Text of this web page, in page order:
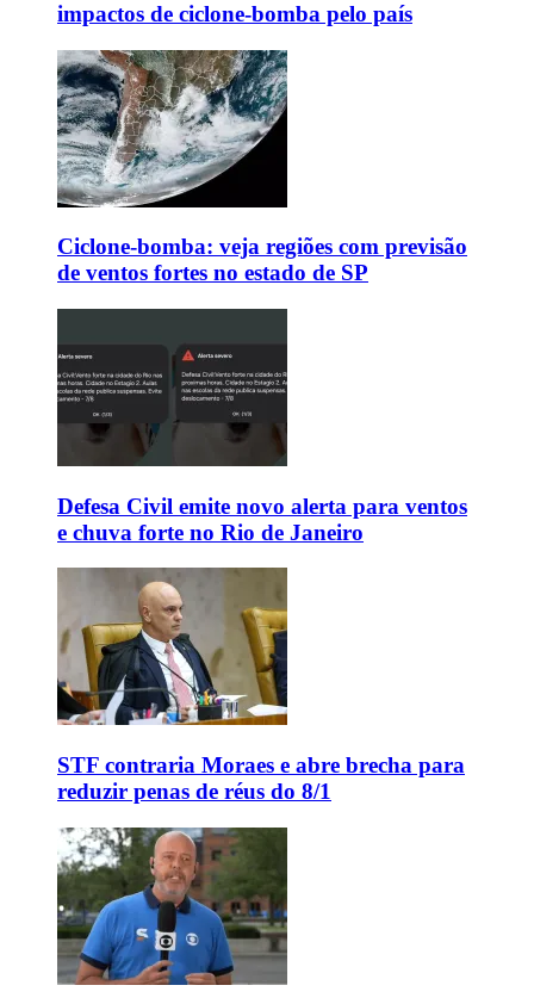
impactos de ciclone-bomba pelo país
Ciclone-bomba: veja regiões com previsão
de ventos fortes no estado de SP
Defesa Civil emite novo alerta para ventos
e chuva forte no Rio de Janeiro
STF contraria Moraes e abre brecha para
reduzir penas de réus do 8/1